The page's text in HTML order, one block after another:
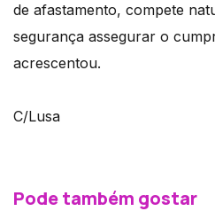
de afastamento, compete
segurança assegurar o
acrescentou.
C/Lusa
Pode também gostar